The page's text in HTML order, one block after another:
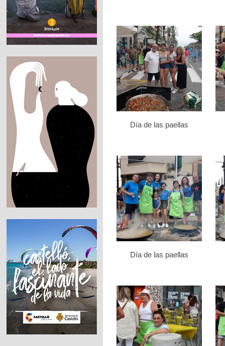
Día de las paellas
Día de las paellas